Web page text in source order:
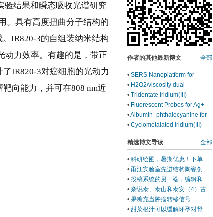
验结果和瞬态吸收光谱研究
。具有高度扭曲分子结构的
IR820-3的自组装纳米结构
动力效率。有趣的是，带正
IR820-3对癌细胞的光动力
向能力，并可在808 nm近
全部
作者的其他最新博文
• SERS Nanoplatform for
Bacterial Tracking and Wound
Healing
• H2O2/viscosity dual-
responsive fluorescent probe
for redox
• Tridentate Iridium(III)
Complex for Mitochondria-
Targeting
• Fluorescent Probes for Ag+
and Hg2+ Sensing- A Review
•Albumin–phthalocyanine for
image and therapy
• Cyclometalated iridium(III)
全部
精选博文导读
• 科研绘图，暑期优惠！下单立减500元
• 甬江实验室先进结构陶瓷创新中心团队综述：室温塑性陶瓷的兴起与研究进展
• 投稿系统的另一端，编辑和审稿人到底在做什么？丨Wiley暑期线上学习营
• 杂说泰、泰山和泰安（4）古今泰安
• 果糖充当肿瘤转移信号
• 甜菜根汁可以缓解怀孕对肾脏的压力